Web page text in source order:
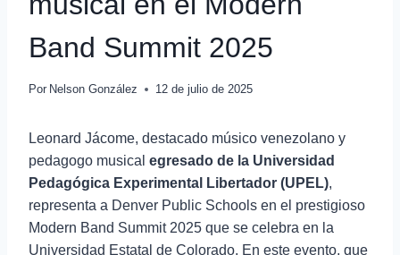
Band Summit 2025
Por Nelson González 12 de julio de 2025
Leonard Jácome, destacado músico venezolano y
pedagogo musical egresado de la Universidad
Pedagógica Experimental Libertador (UPEL),
representa a Denver Public Schools en el prestigioso
Modern Band Summit 2025 que se celebra en la
Universidad Estatal de Colorado. En este evento, que